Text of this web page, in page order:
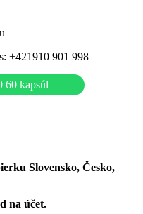
+421910 901 998
60 kapsúl
Slovensko, Česko,
na účet.